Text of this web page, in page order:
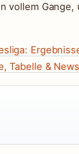
vollem
Tabelle & News